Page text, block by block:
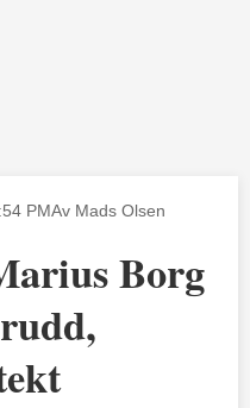
PMAv Mads Olsen
Borg